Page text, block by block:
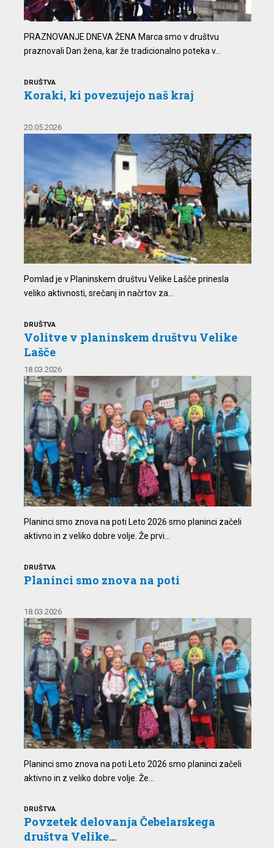
PRAZNOVANJE DNEVA ŽENA Marca smo v društvu
praznovali Dan žena, kar že tradicionalno poteka v...
DRUŠTVA
Koraki, ki povezujejo naš kraj
20.05.2026
Pomlad je v Planinskem društvu Velike Lašče prinesla
veliko aktivnosti, srečanj in načrtov za...
DRUŠTVA
Volitve v planinskem društvu Velike
Lašče
18.03.2026
Planinci smo znova na poti Leto 2026 smo planinci začeli
aktivno in z veliko dobre volje. Že prvi...
DRUŠTVA
Planinci smo znova na poti
18.03.2026
Planinci smo znova na poti Leto 2026 smo planinci začeli
aktivno in z veliko dobre volje. Že...
DRUŠTVA
Povzetek delovanja Čebelarskega
društva Velike...